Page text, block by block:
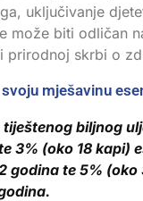
uključivanje
može biti odličan
prirodnoj skrbi o
mješavinu
biljnog
3% (oko 18 kapi)
godina te 5%